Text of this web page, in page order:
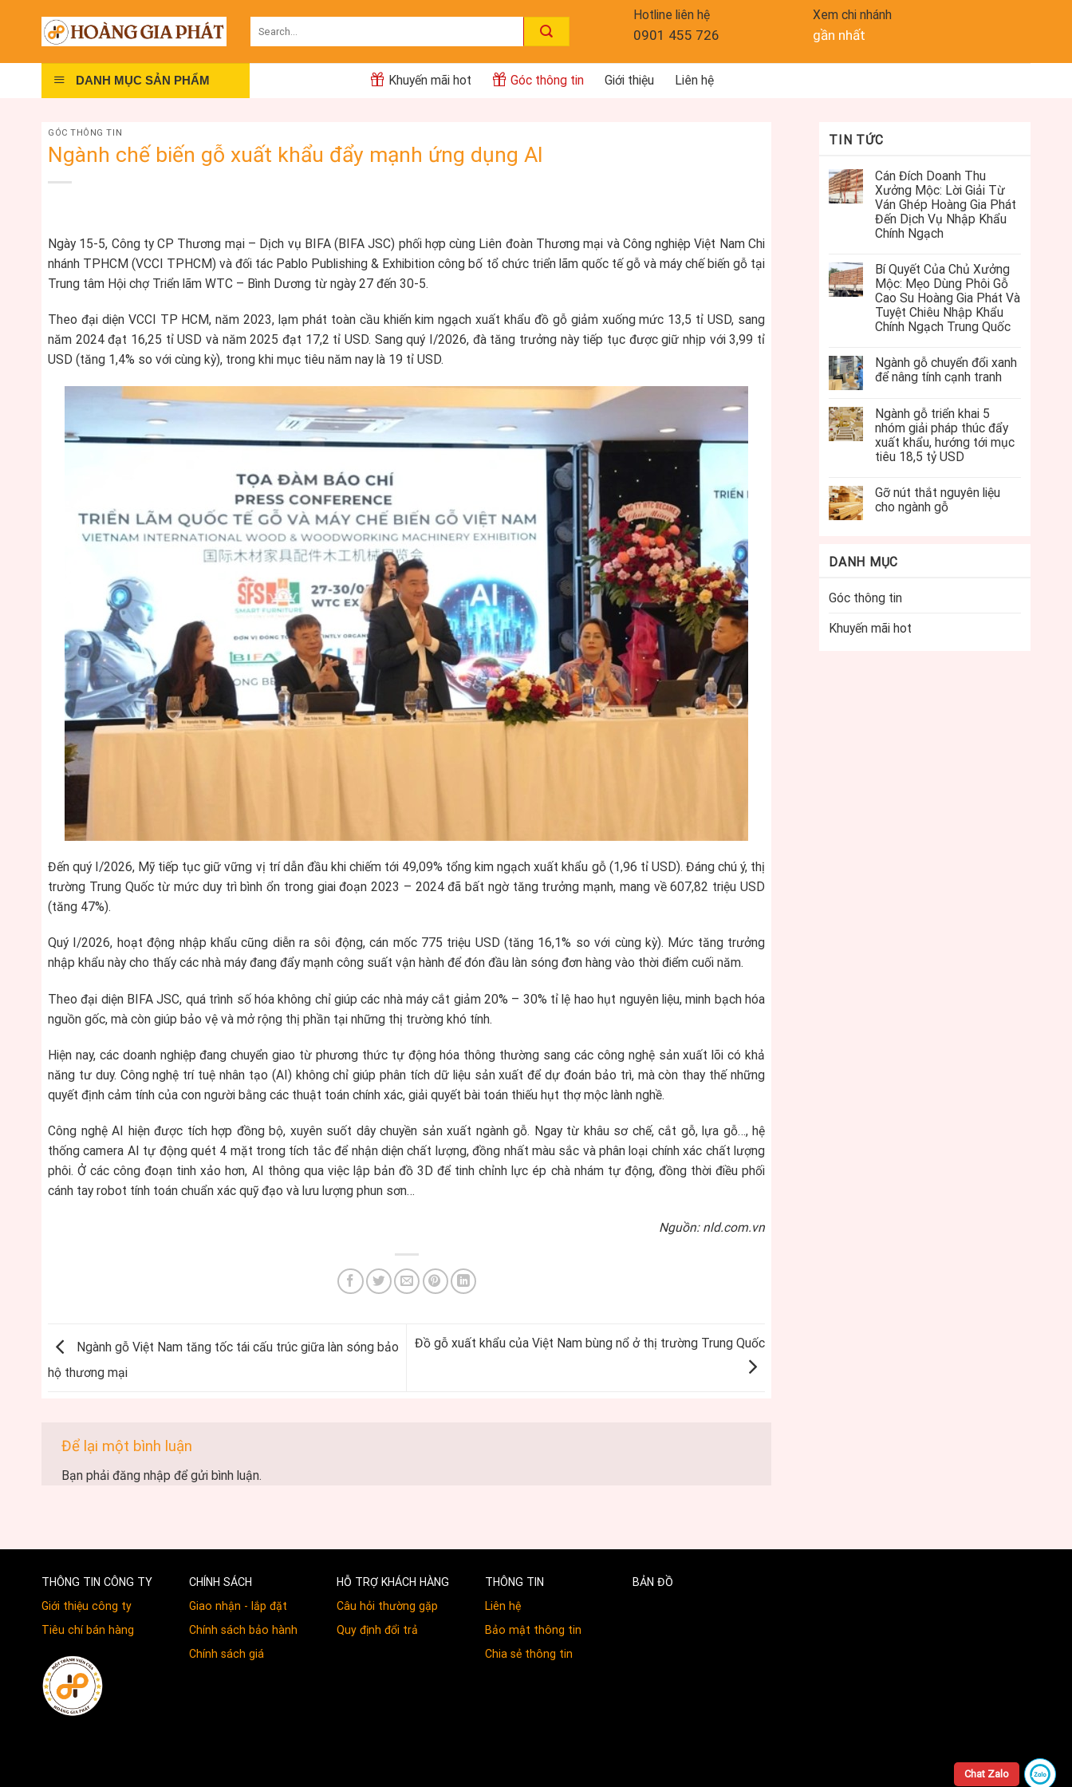
content
Hotline liên hệ
0901 455 726
Xem chi nhánh
gần nhất
DANH MỤC SẢN PHẨM Khuyến mãi hot Góc thông tin Giới thiệu Liên hệ
GÓC THÔNG TIN
Ngành chế biến gỗ xuất khẩu đẩy mạnh ứng dụng AI
Ngày 15-5, Công ty CP Thương mại – Dịch vụ BIFA (BIFA JSC) phối hợp cùng Liên đoàn Thương mại và Công nghiệp Việt Nam Chi
nhánh TPHCM (VCCI TPHCM) và đối tác Pablo Publishing & Exhibition công bố tổ chức triển lãm quốc tế gỗ và máy chế biến gỗ tại
Trung tâm Hội chợ Triển lãm WTC – Bình Dương từ ngày 27 đến 30-5.
Theo đại diện VCCI TP HCM, năm 2023, lạm phát toàn cầu khiến kim ngạch xuất khẩu đồ gỗ giảm xuống mức 13,5 tỉ USD, sang
năm 2024 đạt 16,25 tỉ USD và năm 2025 đạt 17,2 tỉ USD. Sang quý I/2026, đà tăng trưởng này tiếp tục được giữ nhịp với 3,99 tỉ
USD (tăng 1,4% so với cùng kỳ), trong khi mục tiêu năm nay là 19 tỉ USD.
Đến quý I/2026, Mỹ tiếp tục giữ vững vị trí dẫn đầu khi chiếm tới 49,09% tổng kim ngạch xuất khẩu gỗ (1,96 tỉ USD). Đáng chú ý, thị
trường Trung Quốc từ mức duy trì bình ổn trong giai đoạn 2023 – 2024 đã bất ngờ tăng trưởng mạnh, mang về 607,82 triệu USD
(tăng 47%).
Quý I/2026, hoạt động nhập khẩu cũng diễn ra sôi động, cán mốc 775 triệu USD (tăng 16,1% so với cùng kỳ). Mức tăng trưởng
nhập khẩu này cho thấy các nhà máy đang đẩy mạnh công suất vận hành để đón đầu làn sóng đơn hàng vào thời điểm cuối năm.
Theo đại diện BIFA JSC, quá trình số hóa không chỉ giúp các nhà máy cắt giảm 20% – 30% tỉ lệ hao hụt nguyên liệu, minh bạch hóa
nguồn gốc, mà còn giúp bảo vệ và mở rộng thị phần tại những thị trường khó tính.
Hiện nay, các doanh nghiệp đang chuyển giao từ phương thức tự động hóa thông thường sang các công nghệ sản xuất lõi có khả
năng tư duy. Công nghệ trí tuệ nhân tạo (AI) không chỉ giúp phân tích dữ liệu sản xuất để dự đoán bảo trì, mà còn thay thế những
quyết định cảm tính của con người bằng các thuật toán chính xác, giải quyết bài toán thiếu hụt thợ mộc lành nghề.
Công nghệ AI hiện được tích hợp đồng bộ, xuyên suốt dây chuyền sản xuất ngành gỗ. Ngay từ khâu sơ chế, cắt gỗ, lựa gỗ…, hệ
thống camera AI tự động quét 4 mặt trong tích tắc để nhận diện chất lượng, đồng nhất màu sắc và phân loại chính xác chất lượng
phôi. Ở các công đoạn tinh xảo hơn, AI thông qua việc lập bản đồ 3D để tinh chỉnh lực ép chà nhám tự động, đồng thời điều phối
cánh tay robot tính toán chuẩn xác quỹ đạo và lưu lượng phun sơn…
Nguồn: nld.com.vn
Ngành gỗ Việt Nam tăng tốc tái cấu trúc giữa làn sóng bảo
hộ thương mại
Đồ gỗ xuất khẩu của Việt Nam bùng nổ ở thị trường Trung Quốc
Để lại một bình luận
Bạn phải đăng nhập để gửi bình luận.
TIN TỨC
Cán Đích Doanh Thu
Xưởng Mộc: Lời Giải Từ
Ván Ghép Hoàng Gia Phát
Đến Dịch Vụ Nhập Khẩu
Chính Ngạch
Bí Quyết Của Chủ Xưởng
Mộc: Mẹo Dùng Phôi Gỗ
Cao Su Hoàng Gia Phát Và
Tuyệt Chiêu Nhập Khẩu
Chính Ngạch Trung Quốc
Ngành gỗ chuyển đổi xanh
để nâng tính cạnh tranh
Ngành gỗ triển khai 5
nhóm giải pháp thúc đẩy
xuất khẩu, hướng tới mục
tiêu 18,5 tỷ USD
Gỡ nút thắt nguyên liệu
cho ngành gỗ
DANH MỤC
Góc thông tin
Khuyến mãi hot
THÔNG TIN CÔNG TY
Giới thiệu công ty
Tiêu chí bán hàng
CHÍNH SÁCH
Giao nhận - lắp đặt
Chính sách bảo hành
Chính sách giá
HỖ TRỢ KHÁCH HÀNG
Câu hỏi thường gặp
Quy định đổi trả
THÔNG TIN
Liên hệ
Bảo mật thông tin
Chia sẻ thông tin
BẢN ĐỒ
Chat Zalo